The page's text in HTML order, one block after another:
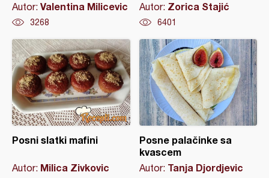
Autor: Valentina Milicevic
3268
Autor: Zorica Stajić
6401
Posni slatki mafini
Autor: Milica Zivkovic
Posne palačinke sa
kvascem
Autor: Tanja Djordjevic